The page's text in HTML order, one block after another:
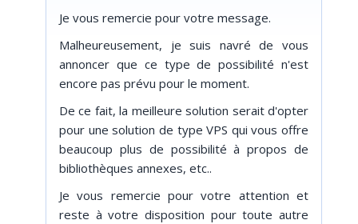
Je vous remercie pour votre message.
Malheureusement, je suis navré de vous
annoncer que ce type de possibilité n'est
encore pas prévu pour le moment.
De ce fait, la meilleure solution serait d'opter
pour une solution de type VPS qui vous offre
beaucoup plus de possibilité à propos de
bibliothèques annexes, etc..
Je vous remercie pour votre attention et
reste à votre disposition pour toute autre